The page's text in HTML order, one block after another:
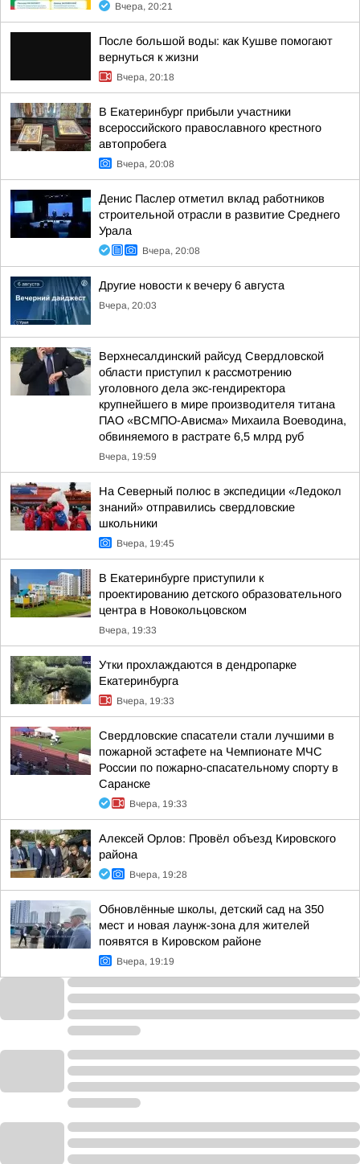
Вчера, 20:21
После большой воды: как Кушве помогают
вернуться к жизни
Вчера, 20:18
В Екатеринбург прибыли участники
всероссийского православного крестного
автопробега
Вчера, 20:08
Денис Паслер отметил вклад работников
строительной отрасли в развитие Среднего
Урала
Вчера, 20:08
Другие новости к вечеру 6 августа
Вчера, 20:03
Верхнесалдинский райсуд Свердловской
области приступил к рассмотрению
уголовного дела экс-гендиректора
крупнейшего в мире производителя титана
ПАО «ВСМПО-Ависма» Михаила Воеводина,
обвиняемого в растрате 6,5 млрд руб
Вчера, 19:59
На Северный полюс в экспедиции «Ледокол
знаний» отправились свердловские
школьники
Вчера, 19:45
В Екатеринбурге приступили к
проектированию детского образовательного
центра в Новокольцовском
Вчера, 19:33
Утки прохлаждаются в дендропарке
Екатеринбурга
Вчера, 19:33
Свердловские спасатели стали лучшими в
пожарной эстафете на Чемпионате МЧС
России по пожарно-спасательному спорту в
Саранске
Вчера, 19:33
Алексей Орлов: Провёл объезд Кировского
района
Вчера, 19:28
Обновлённые школы, детский сад на 350
мест и новая лаунж-зона для жителей
появятся в Кировском районе
Вчера, 19:19